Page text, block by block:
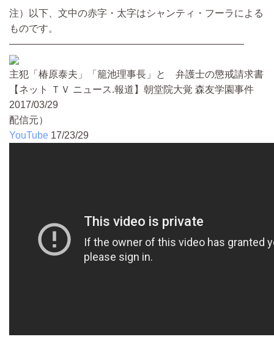
注）以下、文中の赤字・太字はシャンティ・フーラによる
ものです。
————————————————————————
主犯「椿原泰夫」「籠池理事長」と 弁護士の懲戒請求書
【ネット ＴＶ ニュース.報道】朝堂院大覚 森友学園事件
2017/03/29
配信元）
YouTube 17/23/29